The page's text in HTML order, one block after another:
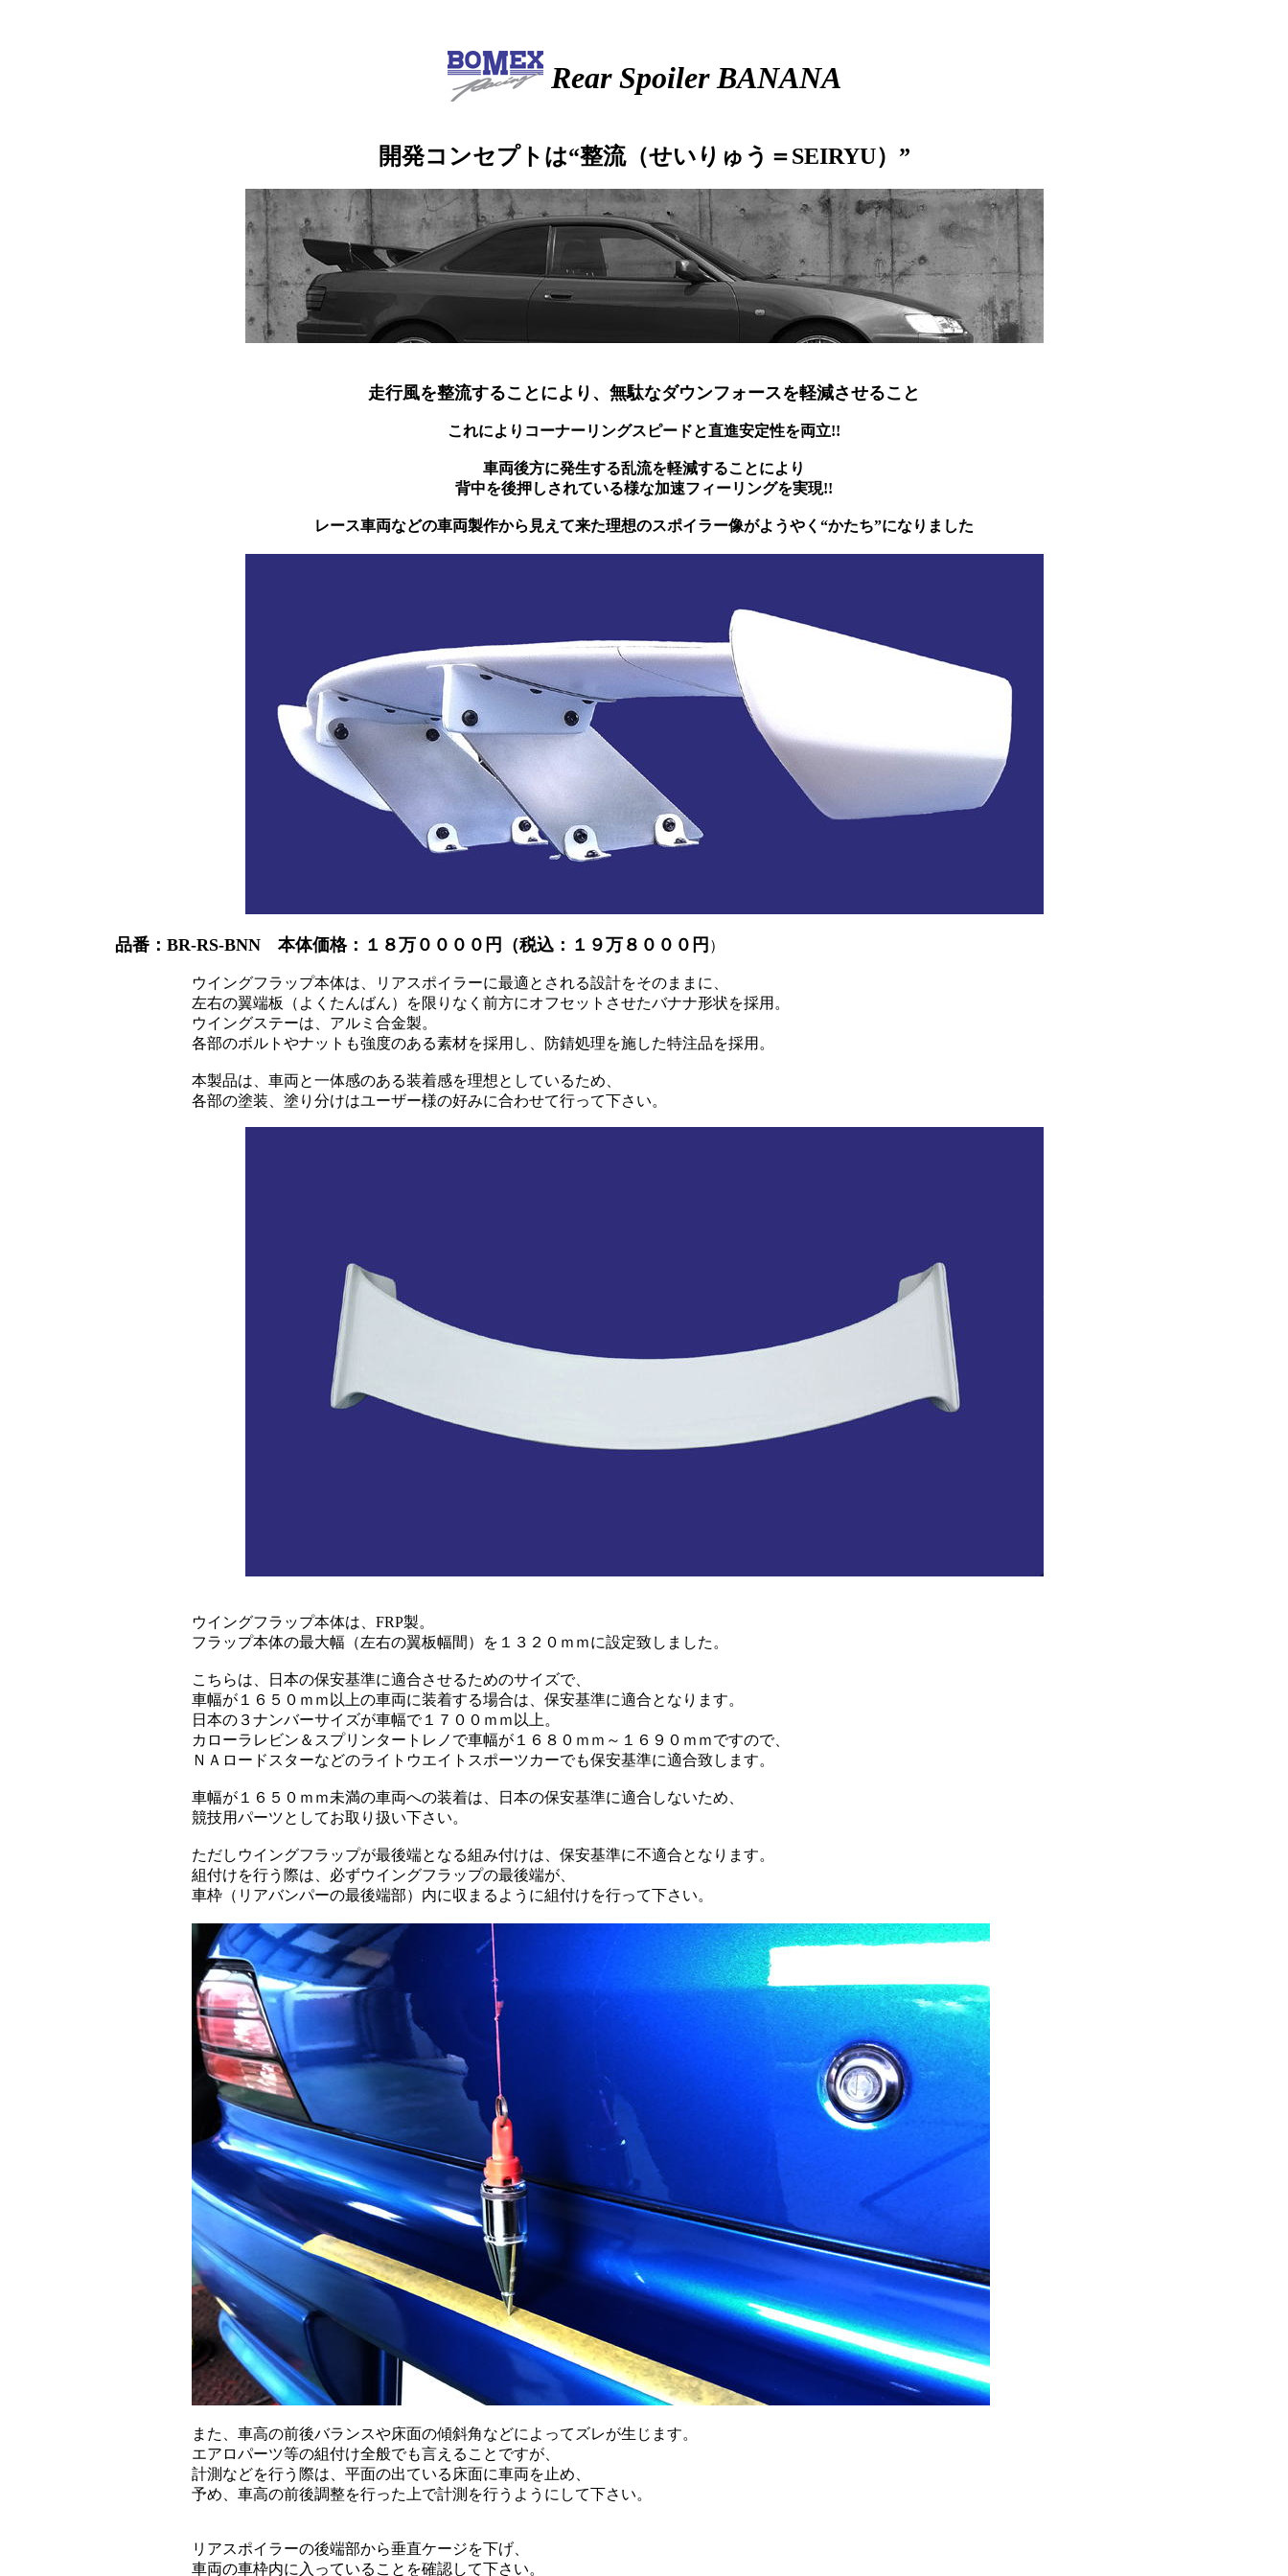
Rear Spoiler BANANA
開発コンセプトは“整流（せいりゅう＝SEIRYU）”
走行風を整流することにより、無駄なダウンフォースを軽減させること
これによりコーナーリングスピードと直進安定性を両立!!
車両後方に発生する乱流を軽減することにより
背中を後押しされている様な加速フィーリングを実現!!
レース車両などの車両製作から見えて来た理想のスポイラー像がようやく“かたち”になりました
品番：BR-RS-BNN 本体価格：１８万００００円（税込：１９万８０００円 ）
ウイングフラップ本体は、リアスポイラーに最適とされる設計をそのままに、
左右の翼端板（よくたんばん）を限りなく前方にオフセットさせたバナナ形状を採用。
ウイングステーは、アルミ合金製。
各部のボルトやナットも強度のある素材を採用し、防錆処理を施した特注品を採用。
本製品は、車両と一体感のある装着感を理想としているため、
各部の塗装、塗り分けはユーザー様の好みに合わせて行って下さい。
ウイングフラップ本体は、FRP製。
フラップ本体の最大幅（左右の翼板幅間）を１３２０ｍｍに設定致しました。
こちらは、日本の保安基準に適合させるためのサイズで、
車幅が１６５０ｍｍ以上の車両に装着する場合は、保安基準に適合となります。
日本の３ナンバーサイズが車幅で１７００ｍｍ以上。
カローラレビン＆スプリンタートレノで車幅が１６８０ｍｍ～１６９０ｍｍですので、
ＮＡロードスターなどのライトウエイトスポーツカーでも保安基準に適合致します。
車幅が１６５０ｍｍ未満の車両への装着は、日本の保安基準に適合しないため、
競技用パーツとしてお取り扱い下さい。
ただしウイングフラップが最後端となる組み付けは、保安基準に不適合となります。
組付けを行う際は、必ずウイングフラップの最後端が、
車枠（リアバンパーの最後端部）内に収まるように組付けを行って下さい。
また、車高の前後バランスや床面の傾斜角などによってズレが生じます。
エアロパーツ等の組付け全般でも言えることですが、
計測などを行う際は、平面の出ている床面に車両を止め、
予め、車高の前後調整を行った上で計測を行うようにして下さい。
リアスポイラーの後端部から垂直ケージを下げ、
車両の車枠内に入っていることを確認して下さい。